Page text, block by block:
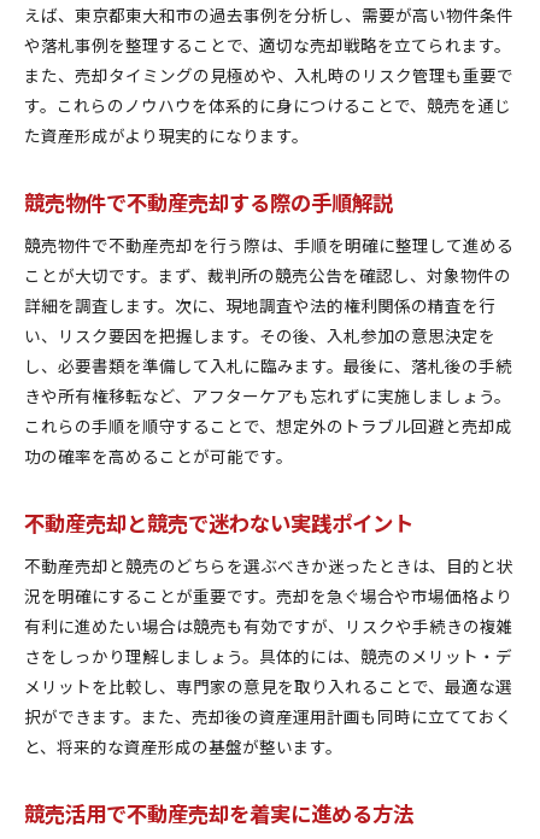
えば、東京都東大和市の過去事例を分析し、需要が高い物件条件
や落札事例を整理することで、適切な売却戦略を立てられます。
また、売却タイミングの見極めや、入札時のリスク管理も重要で
す。これらのノウハウを体系的に身につけることで、競売を通じ
た資産形成がより現実的になります。
競売物件で不動産売却する際の手順解説
競売物件で不動産売却を行う際は、手順を明確に整理して進める
ことが大切です。まず、裁判所の競売公告を確認し、対象物件の
詳細を調査します。次に、現地調査や法的権利関係の精査を行
い、リスク要因を把握します。その後、入札参加の意思決定を
し、必要書類を準備して入札に臨みます。最後に、落札後の手続
きや所有権移転など、アフターケアも忘れずに実施しましょう。
これらの手順を順守することで、想定外のトラブル回避と売却成
功の確率を高めることが可能です。
不動産売却と競売で迷わない実践ポイント
不動産売却と競売のどちらを選ぶべきか迷ったときは、目的と状
況を明確にすることが重要です。売却を急ぐ場合や市場価格より
有利に進めたい場合は競売も有効ですが、リスクや手続きの複雑
さをしっかり理解しましょう。具体的には、競売のメリット・デ
メリットを比較し、専門家の意見を取り入れることで、最適な選
択ができます。また、売却後の資産運用計画も同時に立てておく
と、将来的な資産形成の基盤が整います。
競売活用で不動産売却を着実に進める方法